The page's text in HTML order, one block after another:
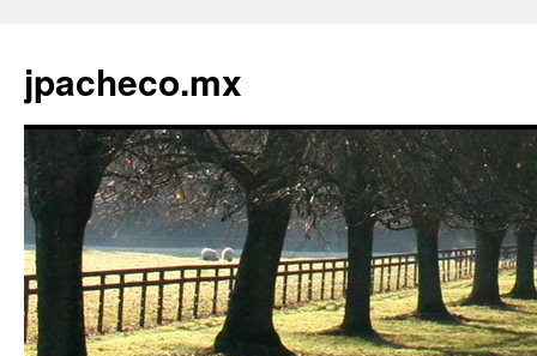
jpacheco.mx